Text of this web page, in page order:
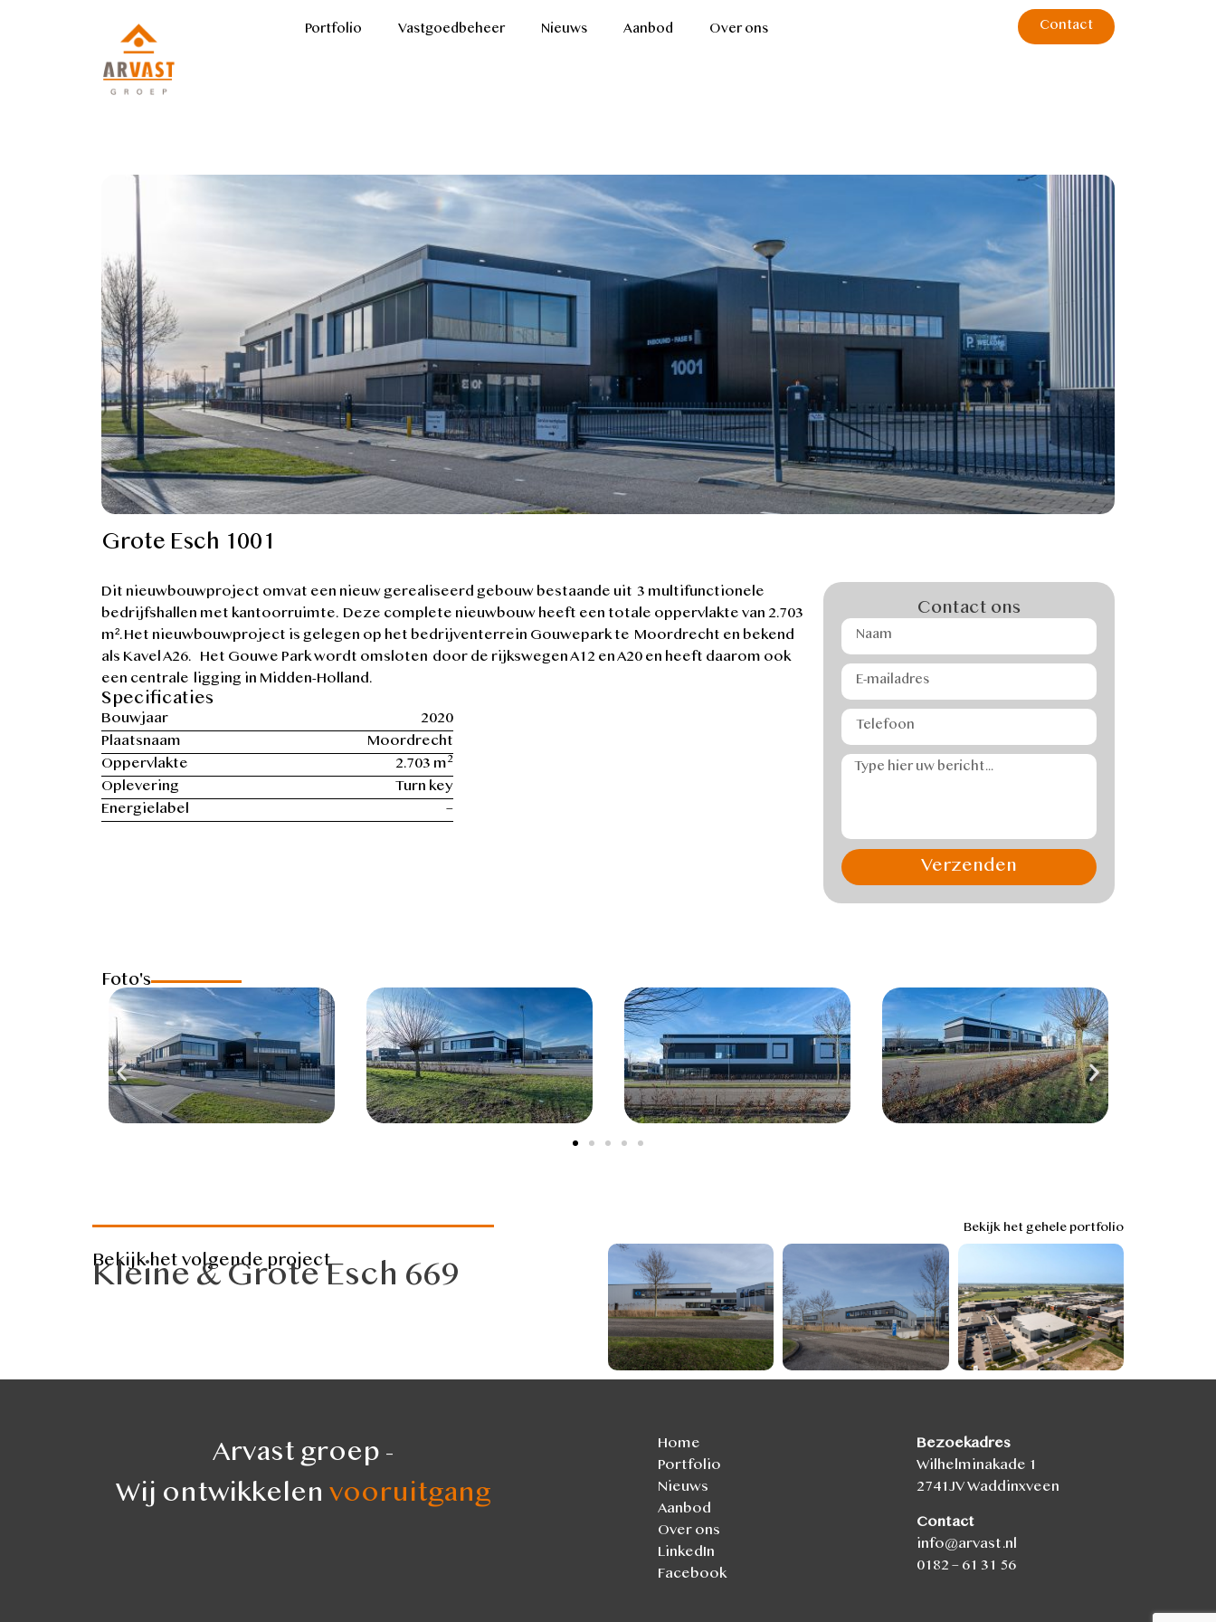
Portfolio Vastgoedbeheer Nieuws Aanbod Over ons Contact
Grote Esch 1001
Dit nieuwbouwproject omvat een nieuw gerealiseerd gebouw bestaande uit 3 multifunctionele
bedrijfshallen met kantoorruimte. Deze complete nieuwbouw heeft een totale oppervlakte van 2.703
m². Het nieuwbouwproject is gelegen op het bedrijventerrein Gouwepark te Moordrecht en bekend
als Kavel A26. Het Gouwe Park wordt omsloten door de rijkswegen A12 en A20 en heeft daarom ook
een centrale ligging in Midden-Holland.
Specificaties
Bouwjaar
2020
Plaatsnaam
Moordrecht
Oppervlakte
2.703 m2
Oplevering
Turn key
Energielabel
–
Contact ons
Verzenden
Foto's
Bekijk het gehele portfolio
Bekijk het volgende project
Kleine & Grote Esch 669
Arvast groep -
Wij ontwikkelen vooruitgang
Home
Portfolio
Nieuws
Aanbod
Over ons
LinkedIn
Facebook
Bezoekadres
Wilhelminakade 1
2741JV Waddinxveen
Contact
info@arvast.nl
0182 – 61 31 56